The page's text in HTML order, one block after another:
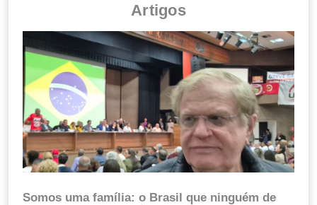
Artigos
Somos uma família: o Brasil que ninguém de